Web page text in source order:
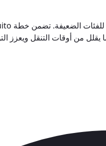
من أوقات التنقل ويعزز